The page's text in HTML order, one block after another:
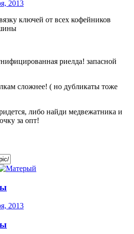
2013
ключей от всех кофейников
риелда! запасной
сложнее! ( но дубликаты тоже
либо найди медвежатника и
за опт!
2013